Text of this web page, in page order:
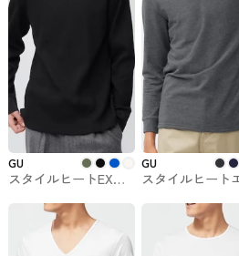
GU
スタイルヒートEXワ
シャツ（長袖）＋X
GUでお買い求めでき
GU
スタイルヒート
ツ（9分袖）GU